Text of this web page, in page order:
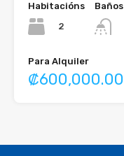
Habitacións
2
Baños
Para Alquiler
₡600,000.00